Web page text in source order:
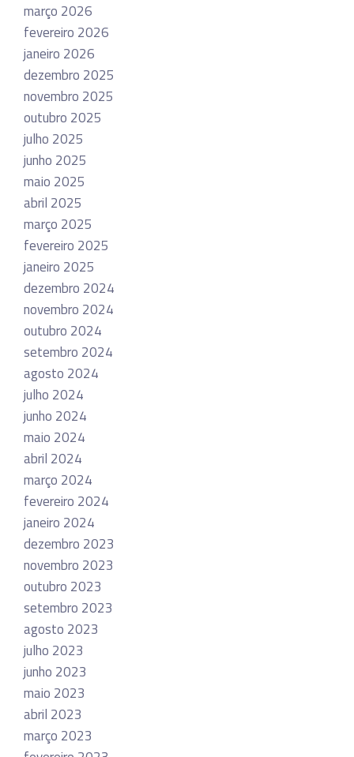
março 2026
fevereiro 2026
janeiro 2026
dezembro 2025
novembro 2025
outubro 2025
julho 2025
junho 2025
maio 2025
abril 2025
março 2025
fevereiro 2025
janeiro 2025
dezembro 2024
novembro 2024
outubro 2024
setembro 2024
agosto 2024
julho 2024
junho 2024
maio 2024
abril 2024
março 2024
fevereiro 2024
janeiro 2024
dezembro 2023
novembro 2023
outubro 2023
setembro 2023
agosto 2023
julho 2023
junho 2023
maio 2023
abril 2023
março 2023